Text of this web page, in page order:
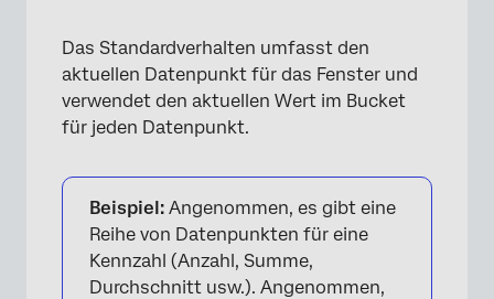
Das Standardverhalten umfasst den
aktuellen Datenpunkt für das Fenster und
verwendet den aktuellen Wert im Bucket
für jeden Datenpunkt.
Beispiel: Angenommen, es gibt eine
Reihe von Datenpunkten für eine
Kennzahl (Anzahl, Summe,
Durchschnitt usw.). Angenommen,